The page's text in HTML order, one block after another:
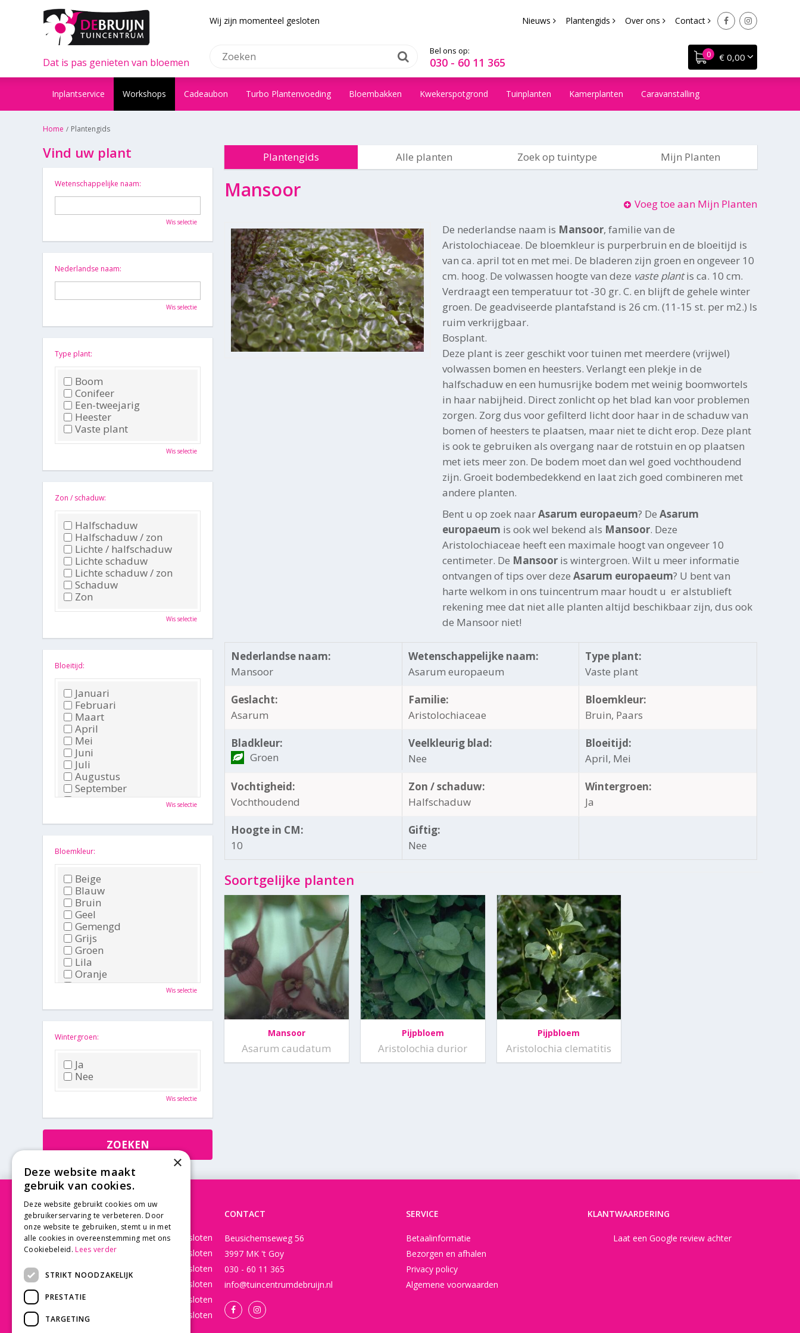
Home Plantengids
Wij zijn momenteel gesloten
Dat is pas genieten van bloemen
Nieuws Plantengids Over ons Contact
€ 0,00
Bel ons op:
030 - 60 11 365
Inplantservice Workshops Cadeaubon Turbo Plantenvoeding Bloembakken Kwekerspotgrond Tuinplanten Kamerplanten Caravanstalling
Plantengids Alle planten Zoek op tuintype Mijn Planten
Mansoor
Voeg toe aan Mijn Planten
De nederlandse naam is Mansoor, familie van de
Aristolochiaceae. De bloemkleur is purperbruin en de bloeitijd is
van ca. april tot en met mei. De bladeren zijn groen en ongeveer 10
cm. hoog. De volwassen hoogte van deze vaste plantis ca. 10 cm.
Verdraagt een temperatuur tot -30 gr. C. en blijft de gehele winter
groen. De geadviseerde plantafstand is 26 cm. (11-15 st. per m2.) Is
ruim verkrijgbaar.
Bosplant.
Deze plant is zeer geschikt voor tuinen met meerdere (vrijwel)
volwassen bomen en heesters. Verlangt een plekje in de
halfschaduw en een humusrijke bodem met weinig boomwortels
in haar nabijheid. Direct zonlicht op het blad kan voor problemen
zorgen. Zorg dus voor gefilterd licht door haar in de schaduw van
bomen of heesters te plaatsen, maar niet te dicht erop. Deze plant
is ook te gebruiken als overgang naar de rotstuin en op plaatsen
met iets meer zon. De bodem moet dan wel goed vochthoudend
zijn. Groeit bodembedekkend en laat zich goed combineren met
andere planten.
Bent u op zoek naarAsarum europaeum? De Asarum
europaeum is ook wel bekend als Mansoor. Deze
Aristolochiaceae heeft een maximale hoogt van ongeveer 10
centimeter. De Mansoor is wintergroen. Wilt u meer informatie
ontvangen of tips over deze Asarum europaeum? U bent van
harte welkom in ons tuincentrum maar houdt u er alstublieft
rekening mee dat niet alle planten altijd beschikbaar zijn, dus ook
de Mansoor niet!
Nederlandse naam:
Mansoor
Wetenschappelijke naam:
Asarum europaeum
Type plant:
Vaste plant
Geslacht:
Asarum
Familie:
Aristolochiaceae
Bloemkleur:
Bruin, Paars
Bladkleur:
Groen
Veelkleurig blad:
Nee
Bloeitijd:
April, Mei
Vochtigheid:
Vochthoudend
Zon / schaduw:
Halfschaduw
Wintergroen:
Ja
Hoogte in CM:
10
Giftig:
Nee
Soortgelijke planten
Mansoor
Asarum caudatum
Pijpbloem
Aristolochia durior
Pijpbloem
Aristolochia clematitis
Vind uw plant
Wetenschappelijke naam:
Wis selectie
Nederlandse naam:
Wis selectie
Type plant:
Boom
Conifeer
Een-tweejarig
Heester
Vaste plant
Wis selectie
Zon / schaduw:
Halfschaduw
Halfschaduw / zon
Lichte / halfschaduw
Lichte schaduw
Lichte schaduw / zon
Schaduw
Zon
Wis selectie
Bloeitijd:
Januari
Februari
Maart
April
Mei
Juni
Juli
Augustus
September
Oktober
December
Wis selectie
Bloemkleur:
Beige
Blauw
Bruin
Geel
Gemengd
Grijs
Groen
Lila
Oranje
Paars
Roze
Zwart
Wis selectie
Wintergroen:
Ja
Nee
Wis selectie
OPENINGSTIJDEN
Maandag
Gesloten
Dinsdag
Gesloten
Gesloten
Gesloten
Vrijdag
Gesloten
Zaterdag
Gesloten
CONTACT
Beusichemseweg 56
3997 MK 't Goy
030 - 60 11 365
info@tuincentrumdebruijn.nl
SERVICE
Betaalinformatie
Bezorgen en afhalen
Privacy policy
Algemene voorwaarden
KLANTWAARDERING
Laat een Google review achter
×
Deze website maakt
gebruik van cookies.
Deze website gebruikt cookies om uw
gebruikerservaring te verbeteren. Door
onze website te gebruiken, stemt u in met
alle cookies in overeenstemming met ons
Cookiebeleid. Lees verder
STRIKT NOODZAKELIJK
PRESTATIE
TARGETING